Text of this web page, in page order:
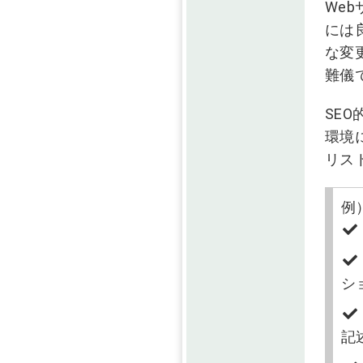
Web
には
な変
難儀
SEO
環境
リス
例
シ
記